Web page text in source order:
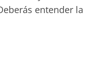
entender la